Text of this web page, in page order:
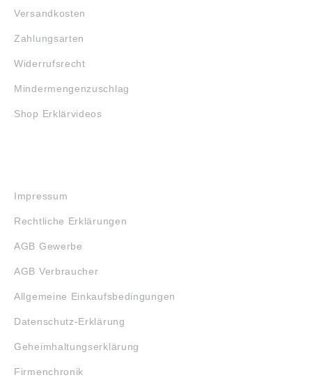
Versandkosten
Zahlungsarten
Widerrufsrecht
Mindermengenzuschlag
Shop Erklärvideos
Impressum
Rechtliche Erklärungen
AGB Gewerbe
AGB Verbraucher
Allgemeine Einkaufsbedingungen
Datenschutz-Erklärung
Geheimhaltungserklärung
Firmenchronik